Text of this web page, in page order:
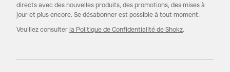
directs avec des nouvelles produits, des promotions, des mises à
jour et plus encore. Se désabonner est possible à tout moment.
Veuillez consulter la Politique de Confidentialité de Shokz.